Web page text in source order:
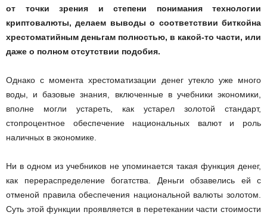
от точки зрения и степени понимания технологии
криптовалюты, делаем выводы о соответствии биткойна
хрестоматийным деньгам полностью, в какой-то части, или
даже о полном отсутствии подобия.
Однако с момента хрестоматизации денег утекло уже много
воды, и базовые знания, включенные в учебники экономики,
вполне могли устареть, как устарел золотой стандарт,
стопроцентное обеспечение национальных валют и роль
наличных в экономике.
Ни в одном из учебников не упоминается такая функция денег,
как перераспределение богатства. Деньги обзавелись ей с
отменой правила обеспечения национальной валюты золотом.
Суть этой функции проявляется в перетекании части стоимости